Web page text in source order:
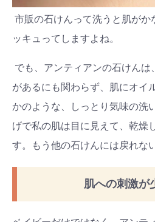
市販の石けんって洗うと肌がか
ッキュってしますよね。
でも、アンティアンの石けんは
があるにも関わらず、肌にオイ
かのような、しっとり気味の洗
げで私の肌は目に見えて、乾燥
す。もう他の石けんには戻れな
肌への刺激が